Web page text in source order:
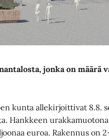
jonka on määrä
kunta allekirjoittivat 8.8.
Hankkeen
euroa. Rakennus on